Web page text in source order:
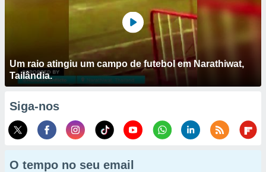
Um raio atingiu um campo de futebol em Narathiwat,
Tailândia.
Siga-nos
O tempo no seu email